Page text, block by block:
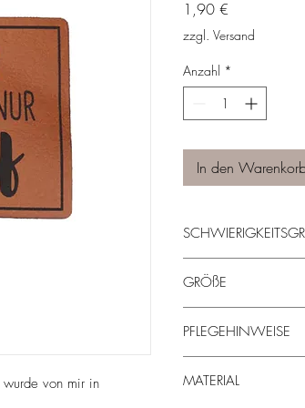
wurde von mir in
1,90 €
zzgl. Versand
Anzahl *
In den
GRÖßE
PFLEGEHINWEISE
- nicht
MATERIAL